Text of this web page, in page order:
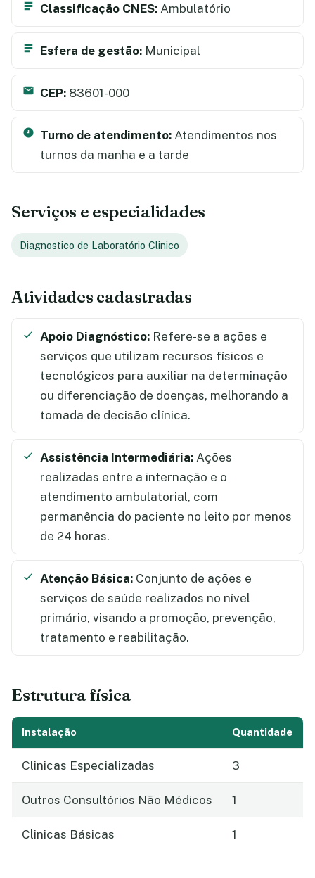
Classificação CNES: Ambulatório
Esfera de gestão: Municipal
CEP: 83601-000
Turno de atendimento: Atendimentos nos
turnos da manha e a tarde
Serviços e especialidades
Diagnostico de Laboratório Clinico
Atividades cadastradas
Apoio Diagnóstico: Refere-se a ações e
serviços que utilizam recursos físicos e
tecnológicos para auxiliar na determinação
ou diferenciação de doenças, melhorando a
tomada de decisão clínica.
Assistência Intermediária: Ações
realizadas entre a internação e o
atendimento ambulatorial, com
permanência do paciente no leito por menos
de 24 horas.
Atenção Básica: Conjunto de ações e
serviços de saúde realizados no nível
primário, visando a promoção, prevenção,
tratamento e reabilitação.
Estrutura física
Instalação Quantidade
Clinicas Especializadas 3
Outros Consultórios Não Médicos 1
Clinicas Básicas 1